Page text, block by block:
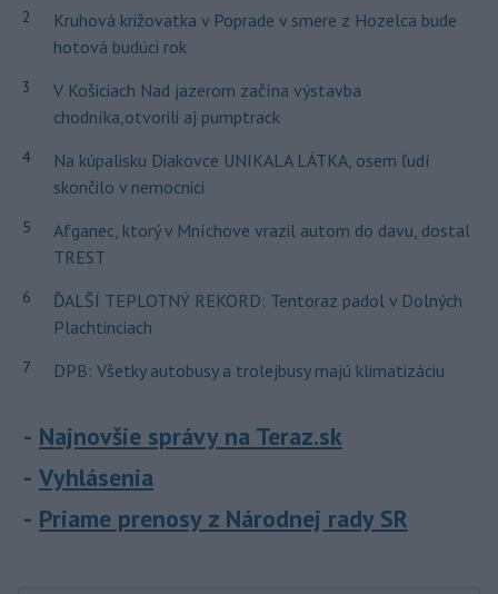
2
Kruhová križovatka v Poprade v smere z Hozelca bude
hotová budúci rok
3
V Košiciach Nad jazerom začína výstavba
chodníka,otvorili aj pumptrack
4
Na kúpalisku Diakovce UNIKALA LÁTKA, osem ľudí
skončilo v nemocnici
5
Afganec, ktorý v Mníchove vrazil autom do davu, dostal
TREST
6
ĎALŠÍ TEPLOTNÝ REKORD: Tentoraz padol v Dolných
Plachtinciach
7 DPB: Všetky autobusy a trolejbusy majú klimatizáciu
Najnovšie správy na Teraz.sk
Vyhlásenia
Priame prenosy z Národnej rady SR